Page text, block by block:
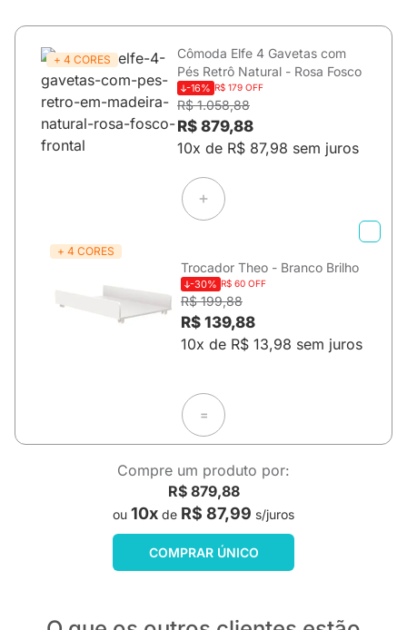
+ 4 CORES
Cômoda Elfe 4 Gavetas com
Pés Retrô Natural - Rosa Fosco
-16% R$ 179 OFF
R$ 1.058,88
R$ 879,88
10x de R$ 87,98 sem juros
+ 4 CORES
Trocador Theo - Branco Brilho
-30% R$ 60 OFF
R$ 199,88
R$ 139,88
10x de R$ 13,98 sem juros
=
Compre um produto por:
R$ 879,88
ou 10x de R$ 87,99 s/juros
COMPRAR ÚNICO